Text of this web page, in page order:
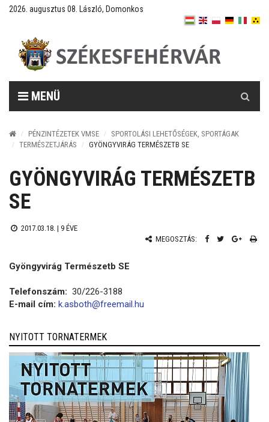
2026. augusztus 08. László, Domonkos
MENÜ
PÉNZINTÉZETEK VMSE
SPORTOLÁSI LEHETŐSÉGEK, SPORTÁGAK
TERMÉSZETJÁRÁS
GYÖNGYVIRÁG TERMÉSZETB SE
GYÖNGYVIRÁG TERMÉSZETB
SE
2017.03.18. | 9 ÉVE
MEGOSZTÁS:
Gyöngyvirág Természetb SE
Telefonszám: 30/226-3188
E-mail cím: k.asboth@freemail.hu
NYITOTT TORNATERMEK